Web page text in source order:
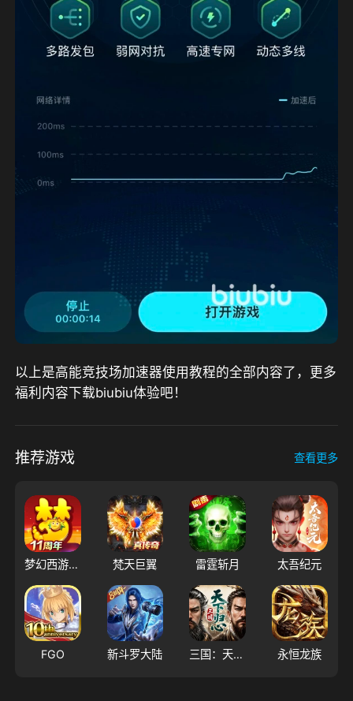
以上是高能竞技场加速器使用教程的全部内容了，更多
福利内容下载biubiu体验吧！
推荐游戏 查看更多
梦幻西游（大陆服） 梵天巨翼 雷霆斩月 太吾纪元
FGO 新斗罗大陆 三国：天下归心 永恒龙族